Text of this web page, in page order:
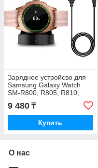
Зарядное устройсво для
Samsung Galaxy Watch
SM-R800, R805, R810,
9 480 ₸
Купить
О нас